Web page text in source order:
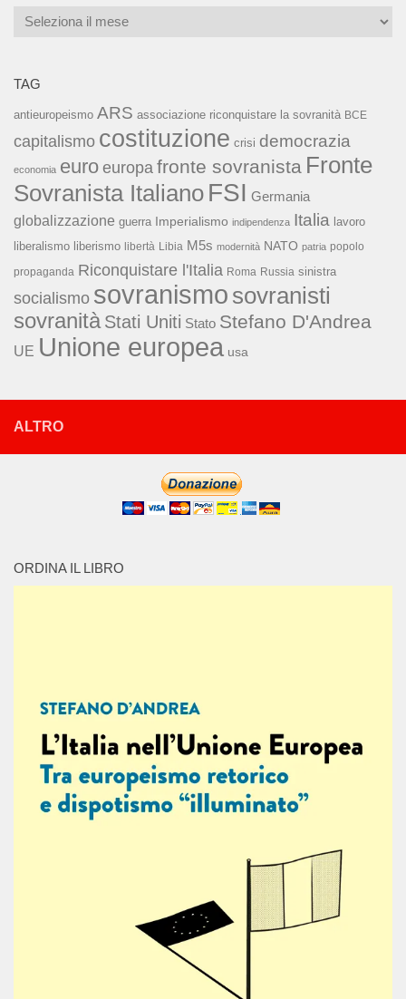
Archivi
TAG
antieuropeismo ARS associazione riconquistare la sovranità BCE
capitalismo costituzione crisi democrazia
economia euro europa fronte sovranista Fronte
Sovranista Italiano FSI Germania
globalizzazione guerra Imperialismo indipendenza Italia lavoro
liberalismo liberismo libertà Libia M5s modernità NATO patria popolo
propaganda Riconquistare l'Italia Roma Russia sinistra
socialismo sovranismo sovranisti
sovranità Stati Uniti Stato Stefano D'Andrea
UE Unione europea usa
ALTRO
ORDINA IL LIBRO